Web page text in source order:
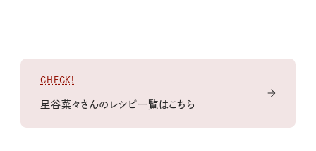
CHECK!
星谷菜々さんのレシピ一覧はこちら